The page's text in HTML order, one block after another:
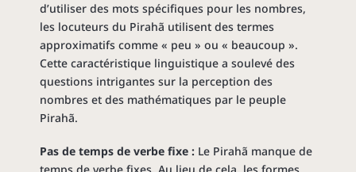
d’utiliser des mots spécifiques pour les nombres,
les locuteurs du Pirahã utilisent des termes
approximatifs comme « peu » ou « beaucoup ».
Cette caractéristique linguistique a soulevé des
questions intrigantes sur la perception des
nombres et des mathématiques par le peuple
Pirahã.
Pas de temps de verbe fixe :Le Pirahã manque de